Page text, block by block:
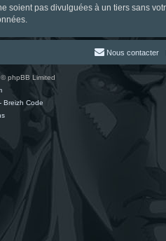
pas divulguées à un tiers sans
Nous contacter
phpBB Limited
Breizh Code